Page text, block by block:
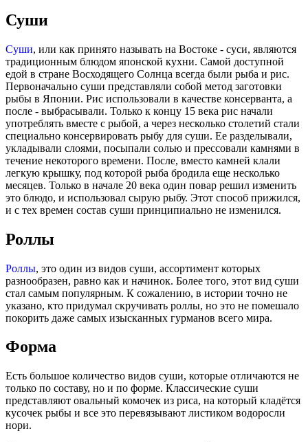
Суши
Суши, или как принято называть на Востоке - суси, являются
традиционным блюдом японской кухни. Самой доступной
едой в стране Восходящего Солнца всегда были рыба и рис.
Первоначально суши представляли собой метод заготовки
рыбы в Японии. Рис использовали в качестве консерванта, а
после - выбрасывали. Только к концу 15 века рис начали
употреблять вместе с рыбой, а через несколько столетий стали
специально консервировать рыбу для суши. Ее разделывали,
укладывали слоями, посыпали солью и прессовали камнями в
течение некоторого времени. После, вместо камней клали
легкую крышку, под которой рыба бродила еще несколько
месяцев. Только в начале 20 века один повар решил изменить
это блюдо, и использовал сырую рыбу. Этот способ прижился,
и с тех времен состав суши принципиально не изменился.
Роллы
Роллы, это один из видов суши, ассортимент которых
разнообразен, равно как и начинок. Более того, этот вид суши
стал самым популярным. К сожалению, в истории точно не
указано, кто придумал скручивать роллы, но это не помешало
покорить даже самых изысканных гурманов всего мира.
Форма
Есть большое количество видов суши, которые отличаются не
только по составу, но и по форме. Классические суши
представляют овальный комочек из риса, на который кладётся
кусочек рыбы и все это перевязывают листиком водоросли
нори.